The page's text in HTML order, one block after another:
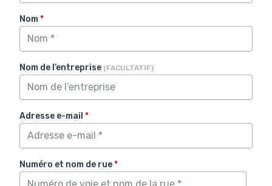
Nom*
Nom de l’entreprise (FACULTATIF)
Adresse e-mail *
Numéro et nom de rue*